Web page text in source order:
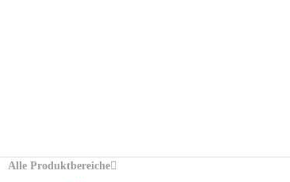
Alle Produktbereiche